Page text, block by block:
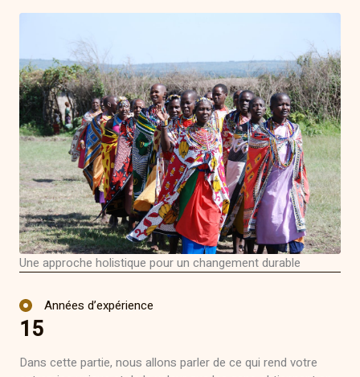
Une approche holistique pour un changement durable
Années d’expérience
15
Dans cette partie, nous allons parler de ce qui rend votre